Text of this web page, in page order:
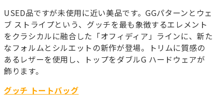
USED品ですが未使用に近い美品です。GGパターンとウェ
ブ ストライプという、グッチを最も象徴するエレメント
をクラシカルに融合した「オフィディア」ラインに、新た
なフォルムとシルエットの新作が登場。トリムに質感の
あるレザーを使用し、トップをダブルG ハードウェアが
飾ります。
グッチ トートバッグ